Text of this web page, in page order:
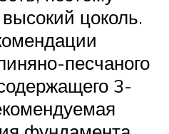
цоколь.
песчаного
3-